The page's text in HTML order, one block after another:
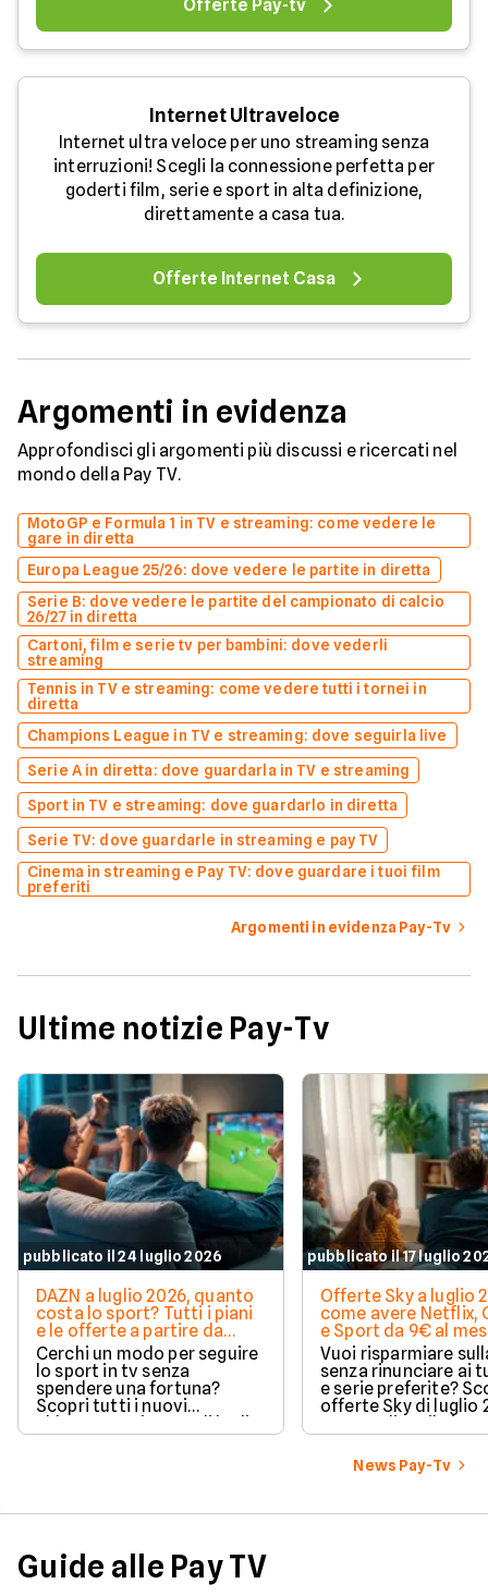
Offerte Pay-tv
Internet Ultraveloce
Internet ultra veloce per uno streaming senza
interruzioni! Scegli la connessione perfetta per
goderti film, serie e sport in alta definizione,
direttamente a casa tua.
Offerte Internet Casa
Argomenti in evidenza
Approfondisci gli argomenti più discussi e ricercati nel
mondo della Pay TV.
MotoGP e Formula 1 in TV e streaming: come vedere le
gare in diretta
Europa League 25/26: dove vedere le partite in diretta
Serie B: dove vedere le partite del campionato di calcio
26/27 in diretta
Cartoni, film e serie tv per bambini: dove vederli
streaming
Tennis in TV e streaming: come vedere tutti i tornei in
diretta
Champions League in TV e streaming: dove seguirla live
Serie A in diretta: dove guardarla in TV e streaming
Sport in TV e streaming: dove guardarlo in diretta
Serie TV: dove guardarle in streaming e pay TV
Cinema in streaming e Pay TV: dove guardare i tuoi film
preferiti
Argomenti in evidenza Pay-Tv
Ultime notizie Pay-Tv
pubblicato il 24 luglio 2026
DAZN a luglio 2026, quanto
costa lo sport? Tutti i piani
e le offerte a partire da
11,99€
Cerchi un modo per seguire
lo sport in tv senza
spendere una fortuna?
Scopri tutti i nuovi
abbonamenti DAZN di luglio
2026 e trova l'offerta
pubblicato il 17 luglio
Offerte Sky a luglio
come avere Netflix,
e Sport da 9€ al
Vuoi risparmiare
senza rinunciare ai
e serie preferite?
offerte Sky di luglio
per scegliere il
adatto alle tue
ottimizzare le
News Pay-Tv
Guide alle Pay TV